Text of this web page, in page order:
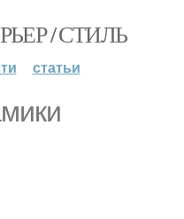
/ СТИЛЬ
статьи